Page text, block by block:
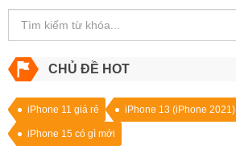
CHỦ ĐỀ HOT
iPhone 11 giá rẻ iPhone 13 (iPhone 2021)
iPhone 15 có gì mới